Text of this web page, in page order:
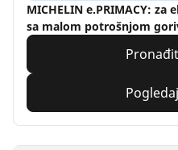
MICHELIN e.PRIMACY:
sa malom potrošnjom